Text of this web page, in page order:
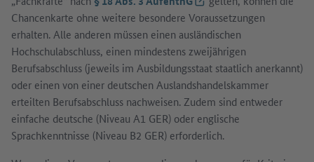
Chancenkarte ohne weitere besondere Voraussetzungen
erhalten. Alle anderen müssen einen ausländischen
Hochschulabschluss, einen mindestens zweijährigen
Berufsabschluss (jeweils im Ausbildungsstaat staatlich anerkannt)
oder einen von einer deutschen Auslandshandelskammer
erteilten Berufsabschluss nachweisen. Zudem sind entweder
einfache deutsche (Niveau A1 GER) oder englische
Sprachkenntnisse (Niveau B2 GER) erforderlich.